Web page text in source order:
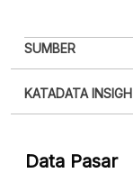
PDF
XLS
SUMBER
punya akun?
KATADATA
Data Pasar